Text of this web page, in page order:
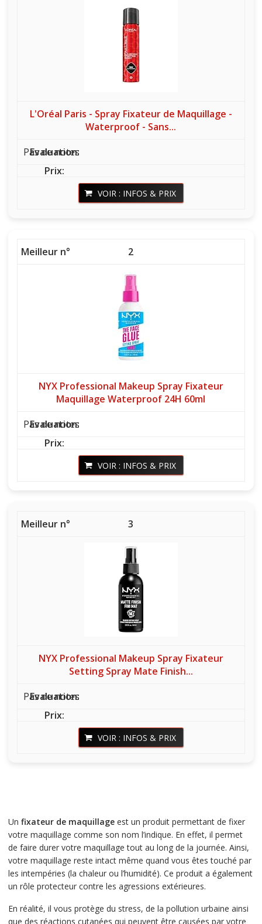
L'Oréal Paris - Spray Fixateur de Maquillage -
Waterproof - Sans...
Pas de notes
VOIR : INFOS & PRIX
2
NYX Professional Makeup Spray Fixateur
Maquillage Waterproof 24H 60ml
Pas de notes
VOIR : INFOS & PRIX
3
NYX Professional Makeup Spray Fixateur
Setting Spray Mate Finish...
Pas de notes
VOIR : INFOS & PRIX
Un fixateur de maquillageest un produit permettant de fixer
votre maquillage comme son nom l’indique. En effet, il permet
de faire durer votre maquillage tout au long de la journée. Ainsi,
votre maquillage reste intact même quand vous êtes touché par
les intempéries (la chaleur ou l’humidité). Ce produit a également
un rôle protecteur contre les agressions extérieures.
En réalité, il vous protège du stress, de la pollution urbaine ainsi
que des réactions cutanées qui peuvent être causées par votre